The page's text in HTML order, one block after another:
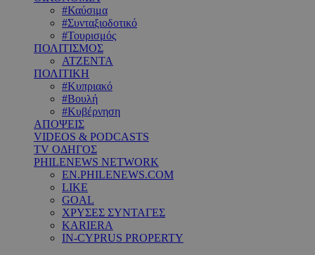
#Καύσιμα
#Συνταξιοδοτικό
#Τουρισμός
ΠΟΛΙΤΙΣΜΟΣ
ΑΤΖΕΝΤΑ
ΠΟΛΙΤΙΚΗ
#Κυπριακό
#Βουλή
#Κυβέρνηση
ΑΠΟΨΕΙΣ
VIDEOS & PODCASTS
TV ΟΔΗΓΟΣ
PHILENEWS NETWORK
EN.PHILENEWS.COM
LIKE
GOAL
ΧΡΥΣΕΣ ΣΥΝΤΑΓΕΣ
KARIERA
IN-CYPRUS PROPERTY